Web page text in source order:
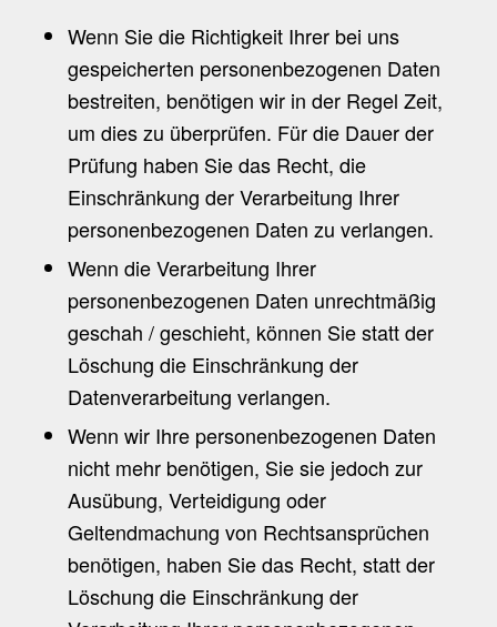
Wenn Sie die Richtigkeit Ihrer bei uns
gespeicherten personenbezogenen Daten
bestreiten, benötigen wir in der Regel Zeit,
um dies zu überprüfen. Für die Dauer der
Prüfung haben Sie das Recht, die
Einschränkung der Verarbeitung Ihrer
personenbezogenen Daten zu verlangen.
Wenn die Verarbeitung Ihrer
personenbezogenen Daten unrechtmäßig
geschah / geschieht, können Sie statt der
Löschung die Einschränkung der
Datenverarbeitung verlangen.
Wenn wir Ihre personenbezogenen Daten
nicht mehr benötigen, Sie sie jedoch zur
Ausübung, Verteidigung oder
Geltendmachung von Rechtsansprüchen
benötigen, haben Sie das Recht, statt der
Löschung die Einschränkung der